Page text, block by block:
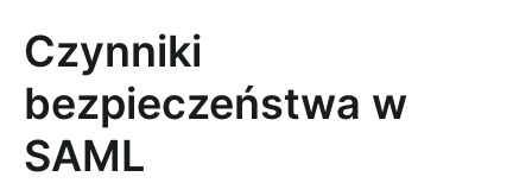
Czynniki
bezpieczeństwa w
SAML